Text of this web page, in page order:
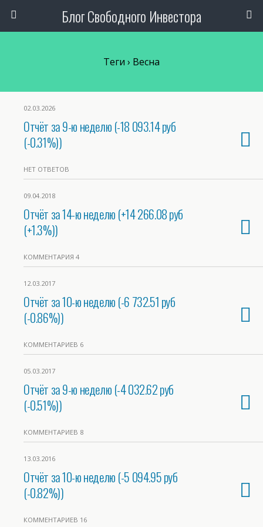
Блог Свободного Инвестора
Теги › Весна
02.03.2026
Отчёт за 9-ю неделю (-18 093.14 руб
(-0.31%))
НЕТ ОТВЕТОВ
09.04.2018
Отчёт за 14-ю неделю (+14 266.08 руб
(+1.3%))
КОММЕНТАРИЯ 4
12.03.2017
Отчёт за 10-ю неделю (-6 732.51 руб
(-0.86%))
КОММЕНТАРИЕВ 6
05.03.2017
Отчёт за 9-ю неделю (-4 032.62 руб
(-0.51%))
КОММЕНТАРИЕВ 8
13.03.2016
Отчёт за 10-ю неделю (-5 094.95 руб
(-0.82%))
КОММЕНТАРИЕВ 16